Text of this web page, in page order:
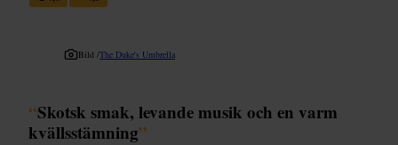
Bild /The Duke's Umbrella
“Skotsk smak, levande musik och en varm
kvällsstämning”